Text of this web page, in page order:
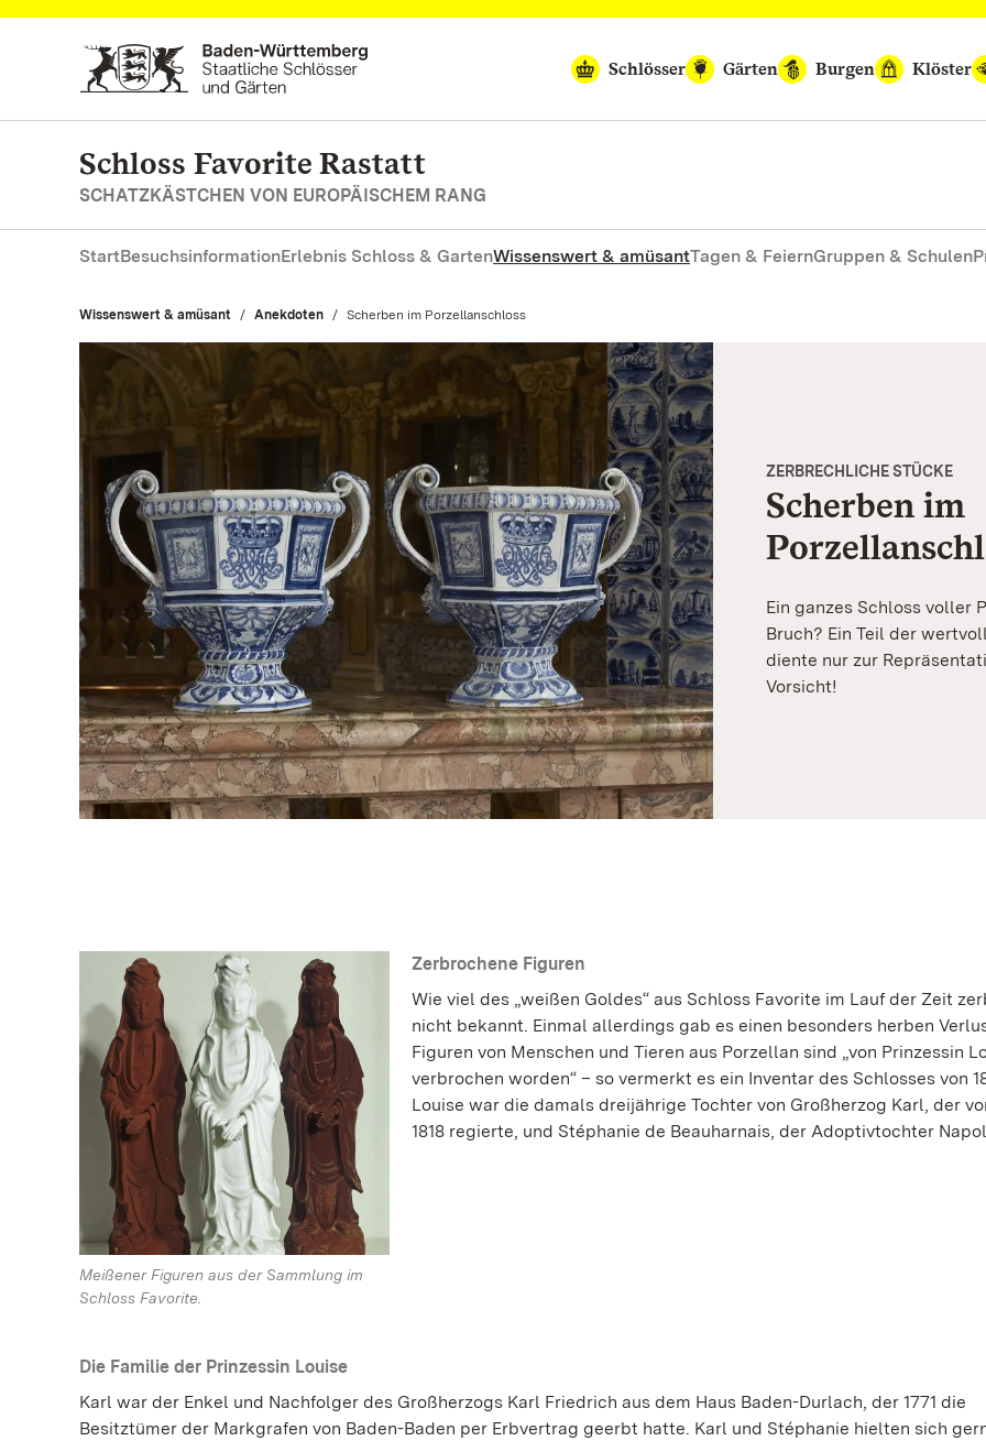
Zum Hauptinhalt springen
Schlösser
Gärten Burgen Klöster
Schloss Favorite Rastatt
SCHATZKÄSTCHEN VON EUROPÄISCHEM RANG
StartBesuchsinformationErlebnis Schloss & GartenWissenswert & amüsantTagen & FeiernGruppen & Schulen
Wissenswert & amüsant Anekdoten Aktuell:
Scherben im Porzellanschloss
ZERBRECHLICHE STÜCKE
Scherben im
Ein ganzes Schloss voller
Bruch? Ein Teil der
diente nur zur
Vorsicht!
Meißener Figuren aus der Sammlung im
Schloss Favorite.
Zerbrochene Figuren
Wie viel des „weißen Goldes“ aus Schloss Favorite im Lauf der Zeit
nicht bekannt. Einmal allerdings gab es einen besonders herben
Figuren von Menschen und Tieren aus Porzellan sind „von Prinzessin
verbrochen worden“ – so vermerkt es ein Inventar des Schlosses von
Louise war die damals dreijährige Tochter von Großherzog Karl, der
1818 regierte, und Stéphanie de Beauharnais, der Adoptivtochter
Die Familie der Prinzessin Louise
Karl war der Enkel und Nachfolger des Großherzogs Karl Friedrich aus dem Haus Baden-Durlach, der 1771 die
Besitztümer der Markgrafen von Baden-Baden per Erbvertrag geerbt hatte. Karl und Stéphanie hielten sich